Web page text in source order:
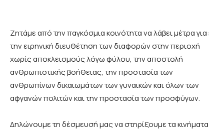
Ζητάμε από την παγκόσμια κοινότητα να λάβει μέτρα για:
την ειρηνική διευθέτηση των διαφορών στην περιοχή
χωρίς αποκλεισμούς λόγω φύλου, την αποστολή
ανθρωπιστικής βοήθειας, την προστασία των
ανθρωπίνων δικαιωμάτων των γυναικών και όλων των
αφγανών πολιτών και την προστασία των προσφύγων.
Δηλώνουμε τη δέσμευσή μας να στηρίξουμε τα κινήματα